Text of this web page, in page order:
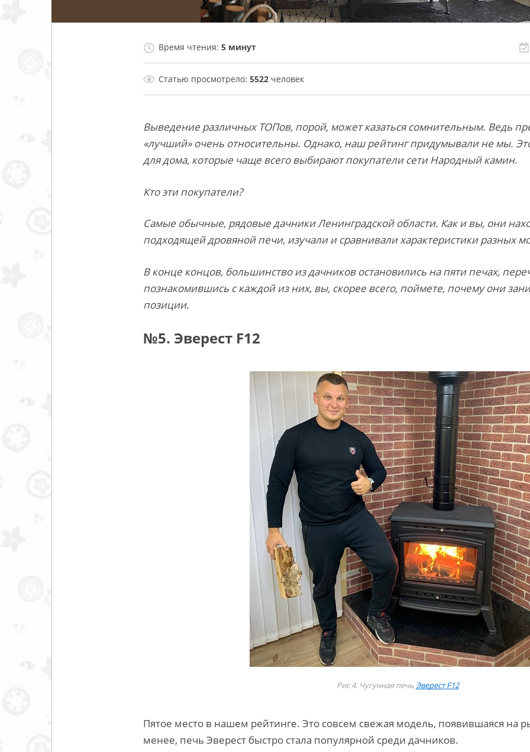
Время чтения: 5 минут
Статью просмотрело: 5522 человек
Выведение различных ТОПов, порой, может казаться сомнительным. Ведь
«лучший» очень относительны. Однако, наш рейтинг придумывали не мы.
для дома, которые чаще всего выбирают покупатели сети Народный камин.
Кто эти покупатели?
Самые обычные, рядовые дачники Ленинградской области. Как и вы, они
подходящей дровяной печи, изучали и сравнивали характеристики разных
В конце концов, большинство из дачников остановились на пяти печах,
познакомившись с каждой из них, вы, скорее всего, поймете, почему они
позиции.
№5. Эверест F12
Рис 4. Чугунная печь Эверест F12
Пятое место в нашем рейтинге. Это совсем свежая модель, появившаяся на
менее, печь Эверест быстро стала популярной среди дачников.